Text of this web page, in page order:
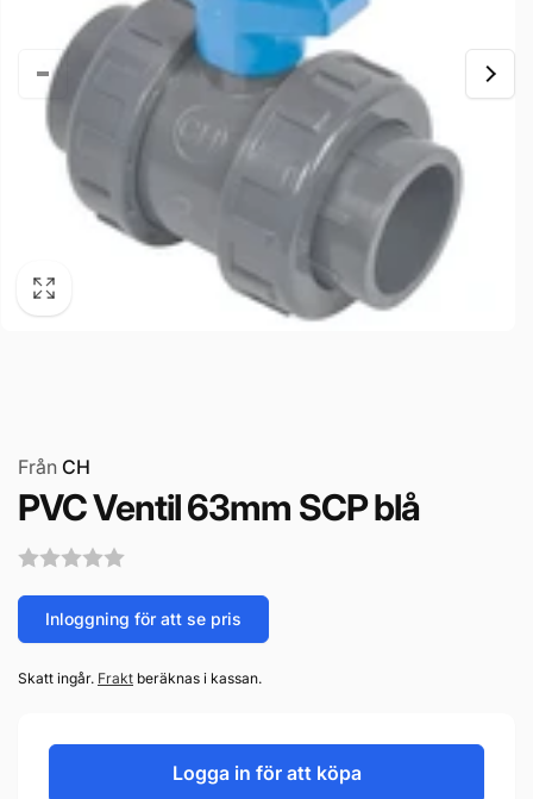
Från CH
PVC Ventil 63mm SCP blå
Inloggning för att se pris
Skatt ingår. Frakt beräknas i kassan.
Logga in för att köpa